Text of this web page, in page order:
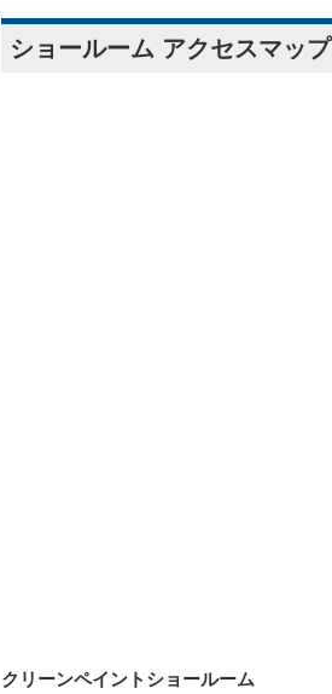
ショールーム アクセスマップ
クリーンペイントショールーム